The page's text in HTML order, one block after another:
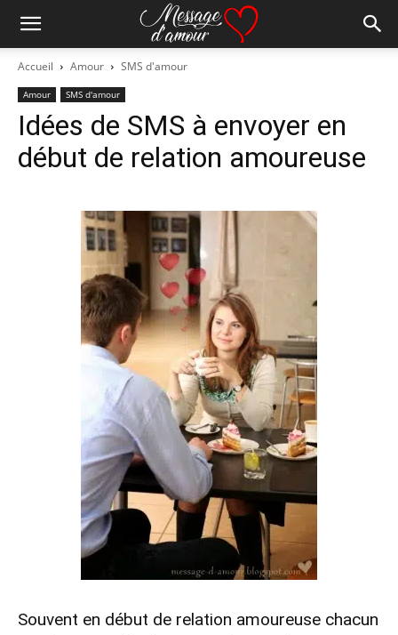
Accueil Amour SMS d'amour
Amour SMS d'amour
Idées de SMS à envoyer en
début de relation amoureuse
Souvent en début de relation amoureuse chacun